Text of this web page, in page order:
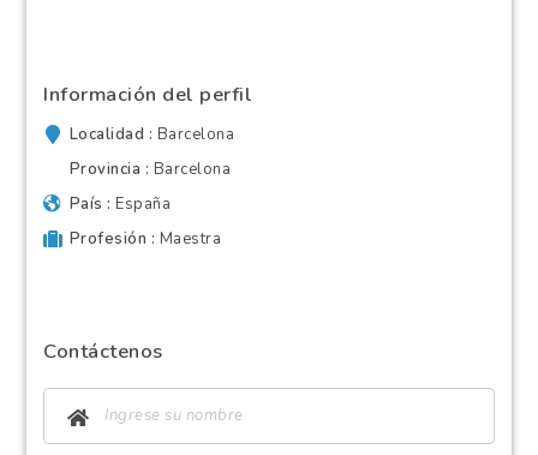
Información del perfil
Localidad
Barcelona
Provincia
Barcelona
País
España
Profesión
Maestra
Contáctenos